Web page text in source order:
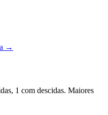
→
1 com descidas. Maiores